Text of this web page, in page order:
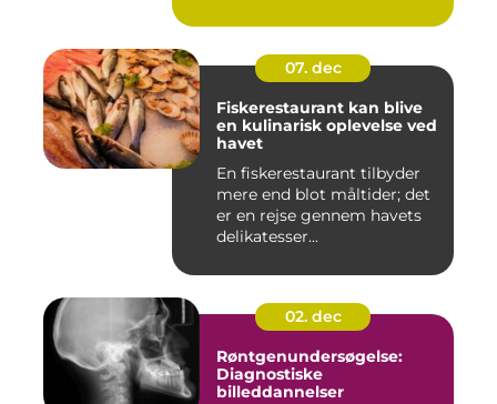
07. dec
Fiskerestaurant kan blive
en kulinarisk oplevelse ved
havet
En fiskerestaurant tilbyder
mere end blot måltider; det
er en rejse gennem havets
delikatesser...
02. dec
Røntgenundersøgelse:
Diagnostiske
billeddannelser